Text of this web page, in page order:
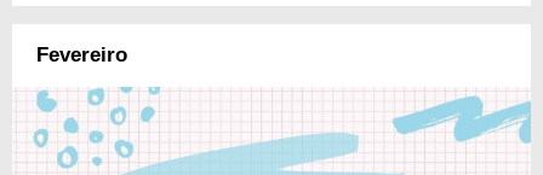
Fevereiro